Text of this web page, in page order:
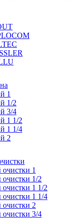
1
1/2
3/4
1 1/2
1 1/4
2
1
1/2
1 1/2
1 1/4
2
3/4